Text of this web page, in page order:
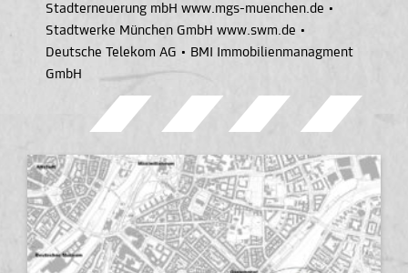
Stadterneuerung mbH www.mgs-muenchen.de •
Stadtwerke München GmbH www.swm.de •
Deutsche Telekom AG • BMI Immobilienmanagment
GmbH